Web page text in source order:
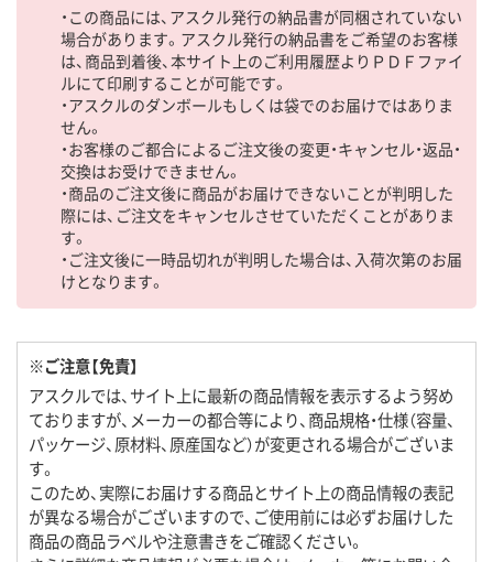
・この商品には、アスクル発行の納品書が同梱されていない
場合があります。アスクル発行の納品書をご希望のお客様
は、商品到着後、本サイト上のご利用履歴よりＰＤＦファイ
ルにて印刷することが可能です。
・アスクルのダンボールもしくは袋でのお届けではありま
せん。
・お客様のご都合によるご注文後の変更・キャンセル・返品・
交換はお受けできません。
・商品のご注文後に商品がお届けできないことが判明した
際には、ご注文をキャンセルさせていただくことがありま
す。
・ご注文後に一時品切れが判明した場合は、入荷次第のお届
けとなります。
※ご注意【免責】
アスクルでは、サイト上に最新の商品情報を表示するよう努め
ておりますが、メーカーの都合等により、商品規格・仕様（容量、
パッケージ、原材料、原産国など）が変更される場合がございま
す。
このため、実際にお届けする商品とサイト上の商品情報の表記
が異なる場合がございますので、ご使用前には必ずお届けした
商品の商品ラベルや注意書きをご確認ください。